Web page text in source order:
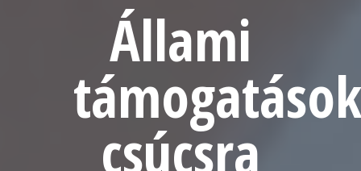
Állami
támogatások
csúcsra